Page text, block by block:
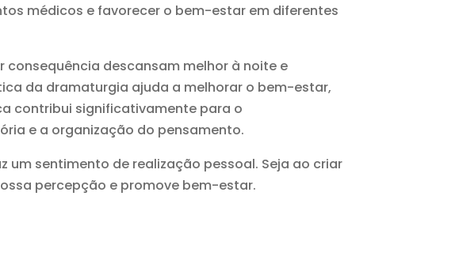
médicos e favorecer o bem-estar em diferentes
consequência descansam melhor à noite e
da dramaturgia ajuda a melhorar o bem-estar,
contribui significativamente para o
e a organização do pensamento.
sentimento de realização pessoal. Seja ao criar
percepção e promove bem-estar.